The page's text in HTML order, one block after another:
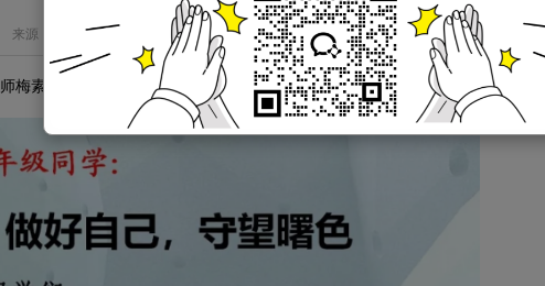
来源： 网络资源 作者：奥数网整理 2020-03-02 21:08:12
师梅素质课：疫情“教”会我们——写给七年级的同学